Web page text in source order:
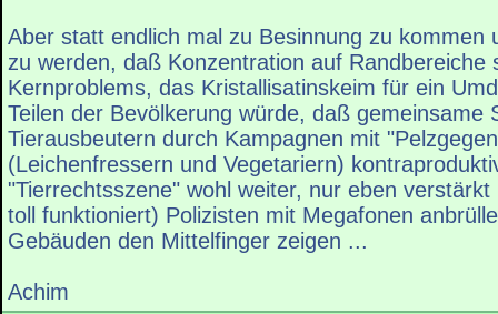
Aber statt endlich mal zu Besinnung zu kommen
zu werden, daß Konzentration auf Randbereiche
Kernproblems, das Kristallisatinskeim für ein
Teilen der Bevölkerung würde, daß gemeinsame
Tierausbeutern durch Kampagnen mit
(Leichenfressern und Vegetariern)
"Tierrechtsszene" wohl weiter, nur eben
toll funktioniert) Polizisten mit Megafonen
Gebäuden den Mittelfinger zeigen ...
Achim